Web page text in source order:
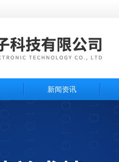
新闻资讯